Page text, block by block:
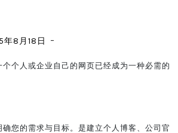
年8月18日
个人或企业自己的网页已经成为一种必需的
您的需求与目标。是建立个人博客、公司官